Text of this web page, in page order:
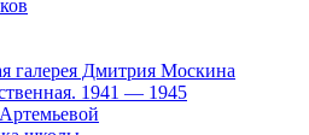
галерея Дмитрия Москина
1941 — 1945